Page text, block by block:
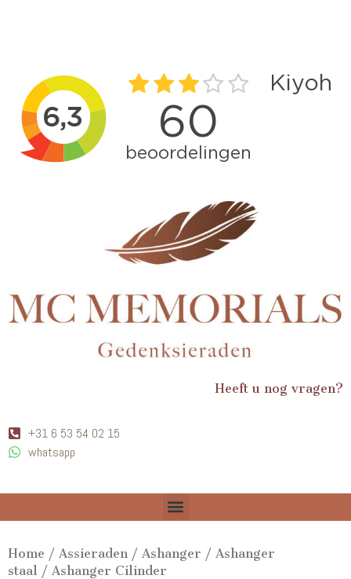
Heeft u nog vragen?
+31 6 53 54 02 15
whatsapp
Home / Assieraden / Ashanger / Ashanger
staal / Ashanger Cilinder